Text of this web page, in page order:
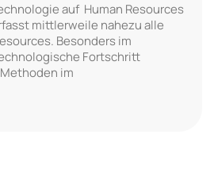
auf Human Resources
mittlerweile nahezu alle
Besonders im
Fortschritt
im